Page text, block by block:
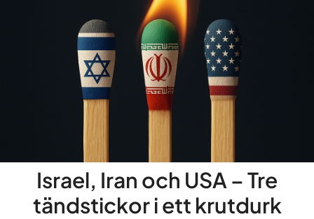
Israel, Iran och USA – Tre
tändstickor i ett krutdurk